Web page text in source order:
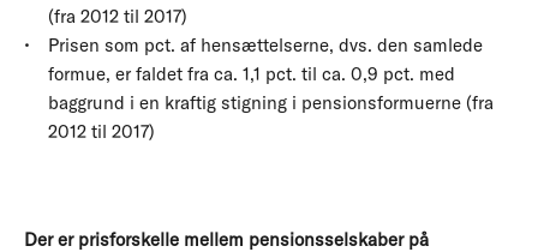
(fra 2012 til 2017)
Prisen som pct. af hensættelserne, dvs. den samlede
formue, er faldet fra ca. 1,1 pct. til ca. 0,9 pct. med
baggrund i en kraftig stigning i pensionsformuerne (fra
2012 til 2017)
Der er prisforskelle mellem pensionsselskaber på